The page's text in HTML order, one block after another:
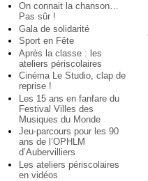
On connait la chanson…
Pas sûr !
Gala de solidarité
Sport en Fête
Après la classe : les
ateliers périscolaires
Cinéma Le Studio, clap de
reprise !
Les 15 ans en fanfare du
Festival Villes des
Musiques du Monde
Jeu-parcours pour les 90
ans de l’OPHLM
d’Aubervilliers
Les ateliers périscolaires
en vidéos